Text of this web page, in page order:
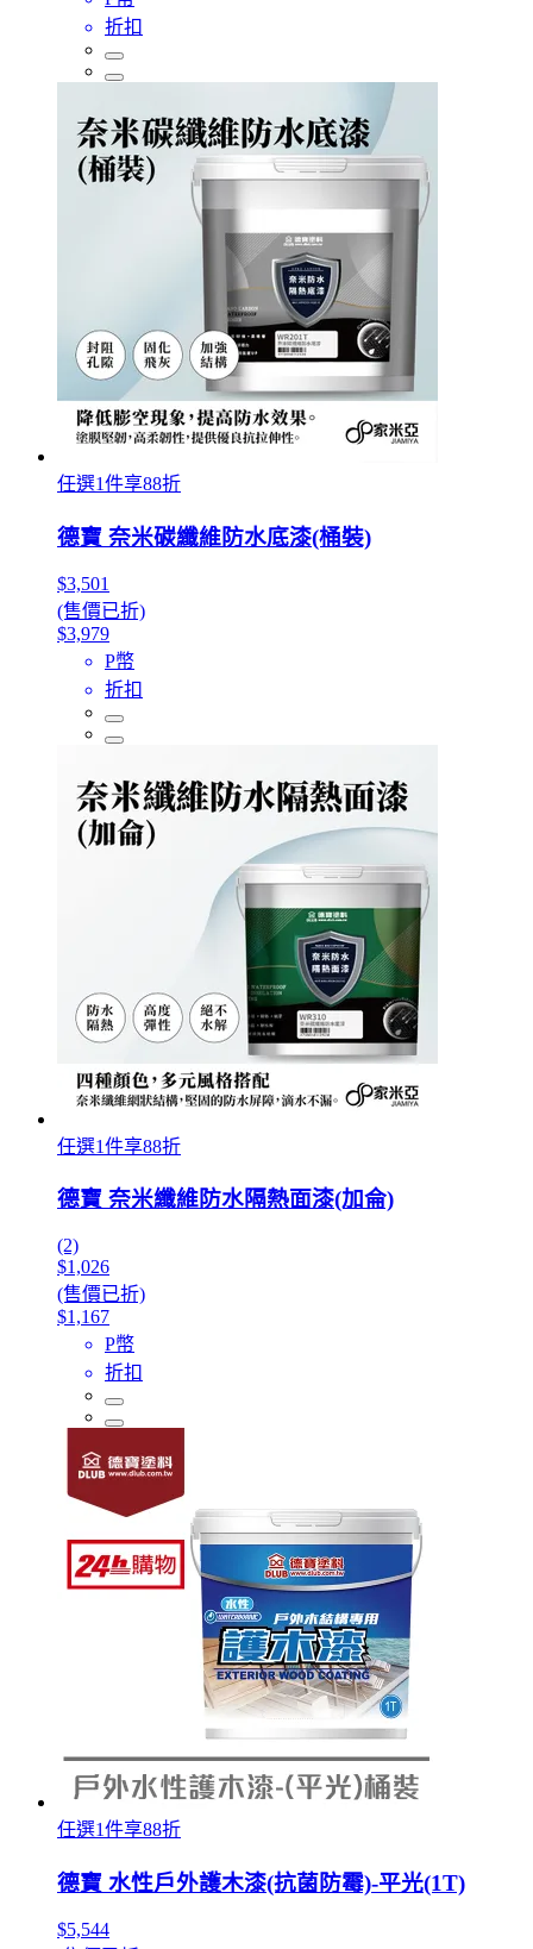
折扣
任選1件享88折
德寶 奈米碳纖維防水底漆(桶裝)
$3,501
(售價已折)
$3,979
P幣
折扣
任選1件享88折
德寶 奈米纖維防水隔熱面漆(加侖)
(2)
$1,026
(售價已折)
$1,167
P幣
折扣
任選1件享88折
德寶 水性戶外護木漆(抗菌防霉)-平光(1T)
$5,544